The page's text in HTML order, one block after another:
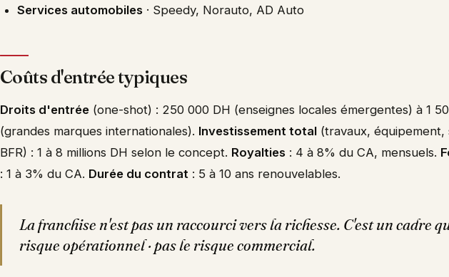
Services automobiles · Speedy, Norauto, AD Auto
Coûts d'entrée typiques
Droits d'entrée (one-shot) : 250 000 DH (enseignes locales émergentes) à 1
(grandes marques internationales). Investissement total (travaux, équipement,
BFR) : 1 à 8 millions DH selon le concept. Royalties : 4 à 8% du CA, mensuels.
: 1 à 3% du CA. Durée du contrat : 5 à 10 ans renouvelables.
La franchise n'est pas un raccourci vers la richesse. C'est un cadre
risque opérationnel · pas le risque commercial.